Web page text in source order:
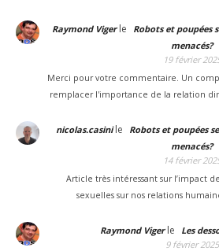
Raymond Vigerle
Robots et poupées
menacés?
19 février
Merci pour votre commentaire. Un
remplacer l'importance de la relation
nicolas.casinile
Robots et poupées
menacés?
14 février
Article très intéressant sur l’impact
sexuelles sur nos relations
Raymond Vigerle
Les
9 février 2025